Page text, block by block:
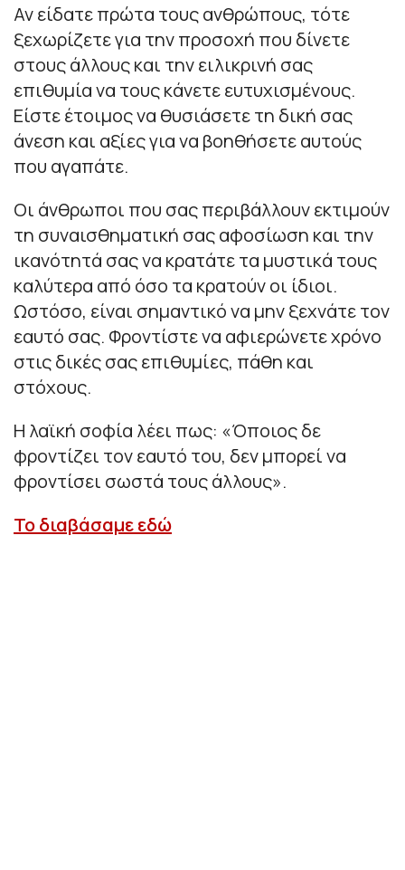
Αν είδατε πρώτα τους ανθρώπους, τότε
ξεχωρίζετε για την προσοχή που δίνετε
στους άλλους και την ειλικρινή σας
επιθυμία να τους κάνετε ευτυχισμένους.
Είστε έτοιμος να θυσιάσετε τη δική σας
άνεση και αξίες για να βοηθήσετε αυτούς
που αγαπάτε.
Οι άνθρωποι που σας περιβάλλουν εκτιμούν
τη συναισθηματική σας αφοσίωση και την
ικανότητά σας να κρατάτε τα μυστικά τους
καλύτερα από όσο τα κρατούν οι ίδιοι.
Ωστόσο, είναι σημαντικό να μην ξεχνάτε τον
εαυτό σας. Φροντίστε να αφιερώνετε χρόνο
στις δικές σας επιθυμίες, πάθη και
στόχους.
Η λαϊκή σοφία λέει πως: «Όποιος δε
φροντίζει τον εαυτό του, δεν μπορεί να
φροντίσει σωστά τους άλλους».
Το διαβάσαμε εδώ